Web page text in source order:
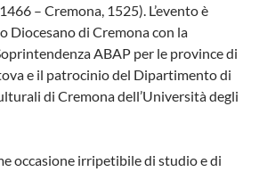
– Cremona, 1525). L’evento è
Diocesano di Cremona con la
ABAP per le province di
e il patrocinio del Dipartimento di
di Cremona dell’Università degli
occasione irripetibile di studio e di